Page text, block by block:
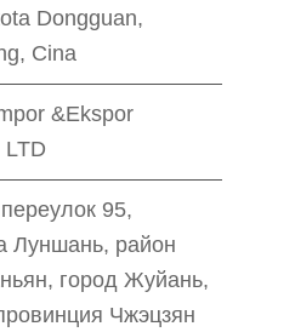
Dongguan,
Cina
&Ekspor
95,
Луншань, район
город Жуйань,
Чжэцзян